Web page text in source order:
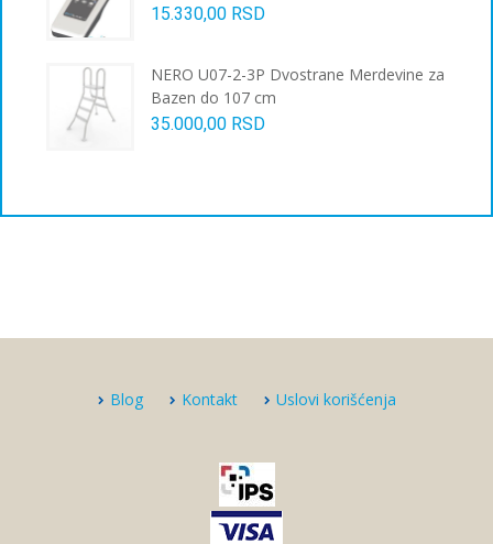
15.330,00 RSD
NERO U07-2-3P Dvostrane Merdevine za
Bazen do 107 cm
35.000,00 RSD
Blog Kontakt Uslovi korišćenja